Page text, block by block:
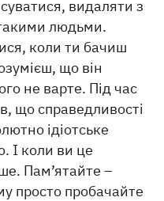
видаляти з
такими людьми.
коли ти бачиш
що він
не варте. Під час
що справедливості
ідіотське
І коли ви це
Пам’ятайте –
просто пробачайте